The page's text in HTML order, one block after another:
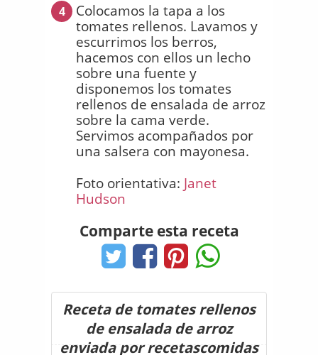
4
Colocamos la tapa a los
tomates rellenos. Lavamos y
escurrimos los berros,
hacemos con ellos un lecho
sobre una fuente y
disponemos los tomates
rellenos de ensalada de arroz
sobre la cama verde.
Servimos acompañados por
una salsera con mayonesa.
Foto orientativa: Janet
Hudson
Comparte esta receta
Receta de tomates rellenos
de ensalada de arroz
enviada por recetascomidas